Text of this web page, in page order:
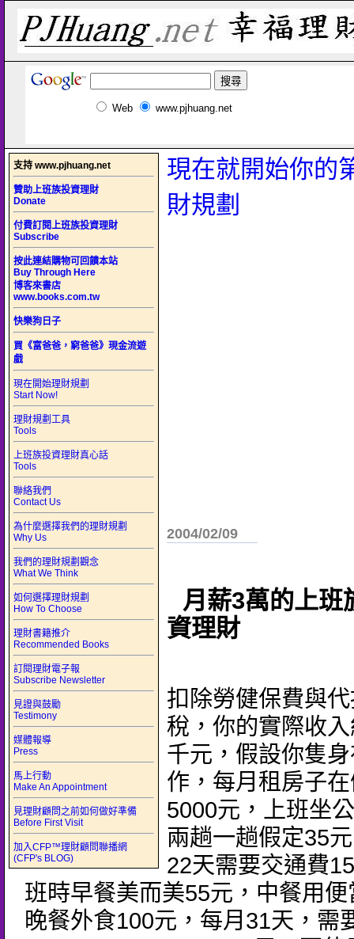
Web www.pjhuang.net
支持 www.pjhuang.net
贊助上班族投資理財
Donate
付費訂閱上班族投資理財
Subscribe
按此連結購物可回饋本站
Buy Through Here
博客來書店
www.books.com.tw
快樂狗日子
買《富爸爸，窮爸爸》現金流遊
戲
現在開始理財規劃
Start Now!
理財規劃工具
Tools
上班族投資理財真心話
Tools
聯絡我們
Contact Us
為什麼選擇我們的理財規劃
Why Us
我們的理財規劃觀念
What We Think
如何選擇理財規劃
How To Choose
理財書籍推介
Recommended Books
訂閱理財電子報
Subscribe Newsletter
見證與鼓勵
Testimony
媒體報導
Press
馬上行動
Make An Appointment
見理財顧問之前如何做好準備
Before First Visit
加入CFP™理財顧問聯播網
(CFP's BLOG)
現在就開始你的
財規劃
2004/02/09
月薪3萬的上班
資理財
扣除勞健保費與
稅，你的實際收
千元，假設你隻
作，每月租房子
5000元，上班坐
兩趟一趟假定35
22天需要交通費
班時早餐美而美55元，中餐用
晚餐外食100元，每月31天，需